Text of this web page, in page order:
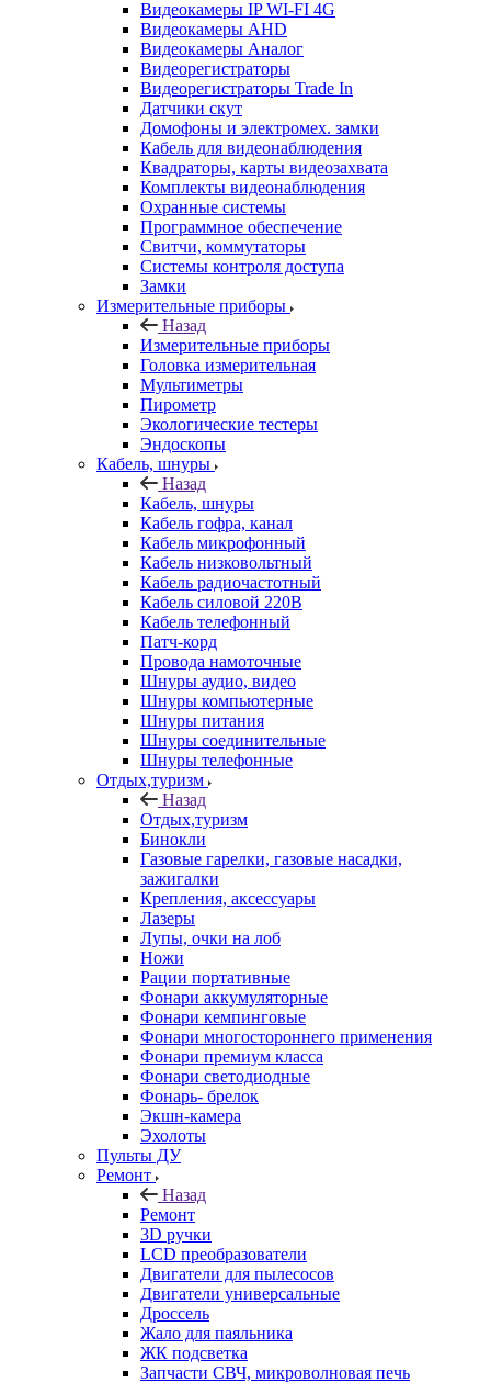
Видеокамеры IP WI-FI 4G
Видеокамеры AHD
Видеокамеры Аналог
Видеорегистраторы
Видеорегистраторы Trade In
Датчики скут
Домофоны и электромех. замки
Кабель для видеонаблюдения
Квадраторы, карты видеозахвата
Комплекты видеонаблюдения
Охранные системы
Программное обеспечение
Свитчи, коммутаторы
Системы контроля доступа
Замки
Измерительные приборы
Назад
Измерительные приборы
Головка измерительная
Мультиметры
Пирометр
Экологические тестеры
Эндоскопы
Кабель, шнуры
Назад
Кабель, шнуры
Кабель гофра, канал
Кабель микрофонный
Кабель низковольтный
Кабель радиочастотный
Кабель силовой 220В
Кабель телефонный
Патч-корд
Провода намоточные
Шнуры аудио, видео
Шнуры компьютерные
Шнуры питания
Шнуры соединительные
Шнуры телефонные
Отдых,туризм
Назад
Отдых,туризм
Бинокли
Газовые гарелки, газовые насадки,
зажигалки
Крепления, аксессуары
Лазеры
Лупы, очки на лоб
Ножи
Рации портативные
Фонари аккумуляторные
Фонари кемпинговые
Фонари многостороннего применения
Фонари премиум класса
Фонари светодиодные
Фонарь- брелок
Экшн-камера
Эхолоты
Пульты ДУ
Ремонт
Назад
Ремонт
3D ручки
LCD преобразователи
Двигатели для пылесосов
Двигатели универсальные
Дроссель
Жало для паяльника
ЖК подсветка
Запчасти СВЧ, микроволновая печь